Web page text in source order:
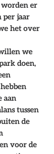
worden er
per jaar
het over
we
doen,
aan
tussen
de
voor de